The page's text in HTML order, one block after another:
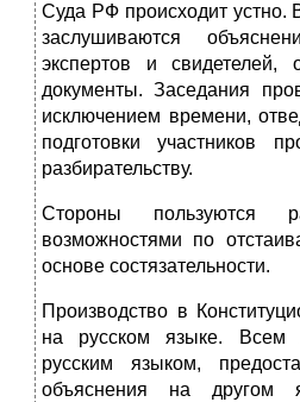
Суда РФ происходит устно.
заслушиваются
экспертов и свидетелей,
документы. Заседания
исключением времени,
подготовки участников
разбирательству.
Стороны пользуются
возможностями по
основе состязательности.
Производство в
на русском языке.
русским языком,
объяснения на другом